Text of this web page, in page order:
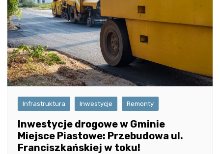
Infrastruktura Inwestycje Remonty
Inwestycje drogowe w Gminie
Miejsce Piastowe: Przebudowa ul.
Franciszkańskiej w toku!